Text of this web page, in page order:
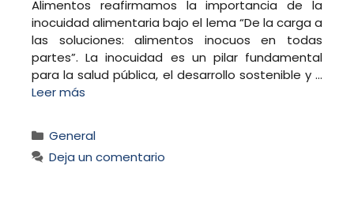
Alimentos reafirmamos la importancia de la
inocuidad alimentaria bajo el lema “De la carga a
las soluciones: alimentos inocuos en todas
partes”. La inocuidad es un pilar fundamental
para la salud pública, el desarrollo sostenible y …
Leer más
Categorías
General
Deja un comentario